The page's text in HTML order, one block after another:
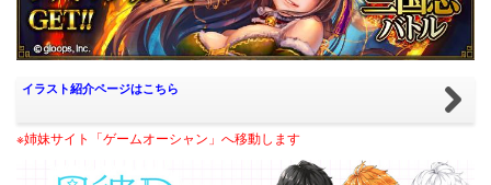
イラスト紹介ページはこちら
※姉妹サイト「ゲームオーシャン」へ移動します